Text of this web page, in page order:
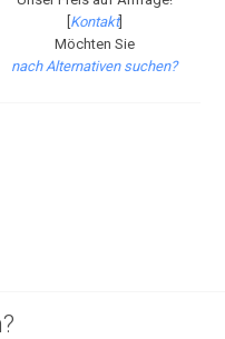
Kontakt]
Möchten Sie
nach Alternativen suchen?